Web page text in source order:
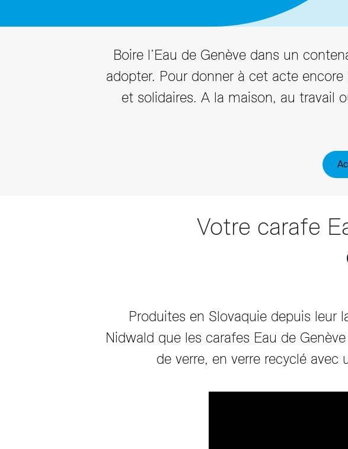
Tarifs et règlements
Boire l’Eau de Genève dans un
adopter. Pour donner à cet acte
et solidaires. A la maison, au travail
Votre carafe
Produites en Slovaquie depuis leur
Nidwald que les carafes Eau de
de verre, en verre recyclé